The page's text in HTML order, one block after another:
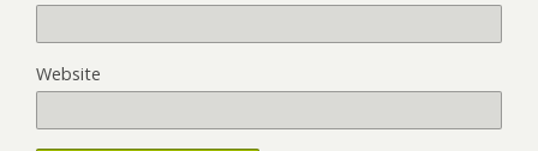
Website